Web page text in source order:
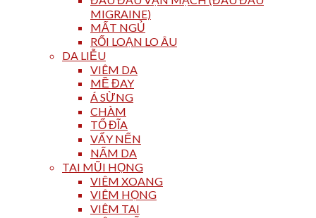
MIGRAINE)
MẤT NGỦ
RỐI LOẠN LO ÂU
DA LIỄU
VIÊM DA
MỀ ĐAY
Á SỪNG
CHÀM
TỔ ĐĨA
VẨY NẾN
NẤM DA
TAI MŨI HỌNG
VIÊM XOANG
VIÊM HỌNG
VIÊM TAI